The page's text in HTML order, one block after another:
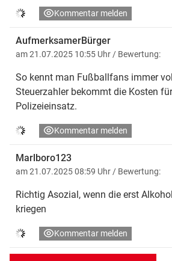
Kommentar melden
AufmerksamerBürger
am 21.07.2025 10:55 Uhr / Bewertung:
So kennt man Fußballfans immer
Steuerzahler bekommt die Kosten
Polizeieinsatz.
Kommentar melden
Marlboro123
am 21.07.2025 08:59 Uhr / Bewertung:
Richtig Asozial, wenn die erst
kriegen
Kommentar melden